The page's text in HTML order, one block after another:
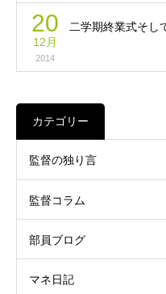
20
12月
2014
二学期終業式そし
カテゴリー
監督の独り言
監督コラム
部員ブログ
マネ日記